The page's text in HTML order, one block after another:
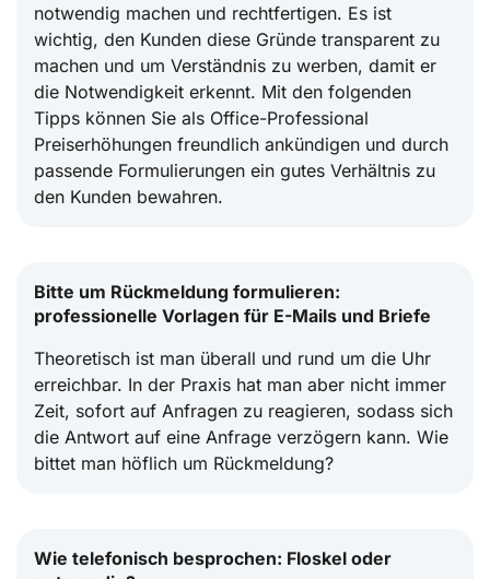
notwendig machen und rechtfertigen. Es ist
wichtig, den Kunden diese Gründe transparent zu
machen und um Verständnis zu werben, damit er
die Notwendigkeit erkennt. Mit den folgenden
Tipps können Sie als Office-Professional
Preiserhöhungen freundlich ankündigen und durch
passende Formulierungen ein gutes Verhältnis zu
den Kunden bewahren.
Bitte um Rückmeldung formulieren:
professionelle Vorlagen für E-Mails und Briefe
Theoretisch ist man überall und rund um die Uhr
erreichbar. In der Praxis hat man aber nicht immer
Zeit, sofort auf Anfragen zu reagieren, sodass sich
die Antwort auf eine Anfrage verzögern kann. Wie
bittet man höflich um Rückmeldung?
Wie telefonisch besprochen: Floskel oder